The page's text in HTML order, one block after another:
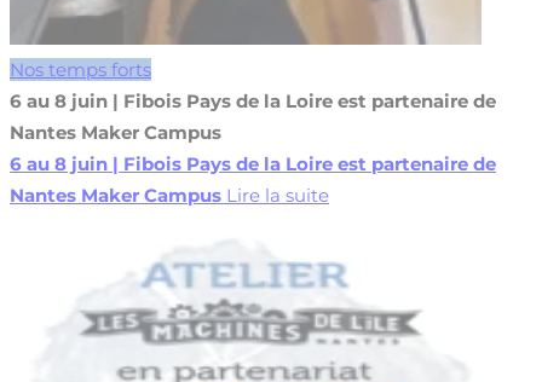
Nos temps forts
6 au 8 juin | Fibois Pays de la Loire est partenaire de
Nantes Maker Campus
6 au 8 juin | Fibois Pays de la Loire est partenaire de
Nantes Maker Campus Lire la suite